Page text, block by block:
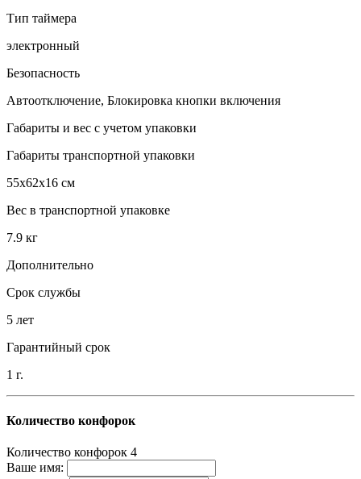
Тип таймера
электронный
Безопасность
Автоотключение, Блокировка кнопки включения
Габариты и вес с учетом упаковки
Габариты транспортной упаковки
55х62х16 см
Вес в транспортной упаковке
7.9 кг
Дополнительно
Срок службы
5 лет
Гарантийный срок
1 г.
Количество конфорок
Количество конфорок 4
Ваше имя: